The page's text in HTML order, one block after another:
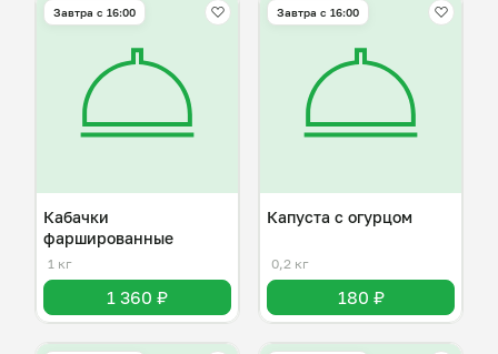
Завтра c 16:00
Кабачки
фаршированные
1 кг
1 360 ₽
Завтра c 16:00
Капуста с огурцом
0,2 кг
180 ₽